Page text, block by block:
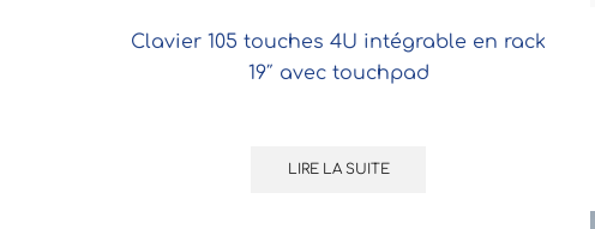
Clavier 105 touches 4U intégrable en rack
19″ avec touchpad
LIRE LA SUITE